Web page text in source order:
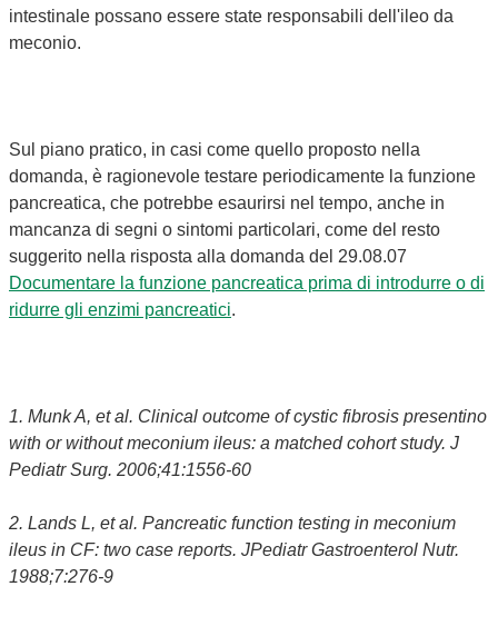
intestinale possano essere state responsabili dell'ileo da
meconio.
Sul piano pratico, in casi come quello proposto nella
domanda, è ragionevole testare periodicamente la funzione
pancreatica, che potrebbe esaurirsi nel tempo, anche in
mancanza di segni o sintomi particolari, come del resto
suggerito nella risposta alla domanda del 29.08.07
Documentare la funzione pancreatica prima di introdurre o di
ridurre gli enzimi pancreatici.
1. Munk A, et al. Clinical outcome of cystic fibrosis presentino
with or without meconium ileus: a matched cohort study. J
Pediatr Surg. 2006;41:1556-60
2. Lands L, et al. Pancreatic function testing in meconium
ileus in CF: two case reports. JPediatr Gastroenterol Nutr.
1988;7:276-9